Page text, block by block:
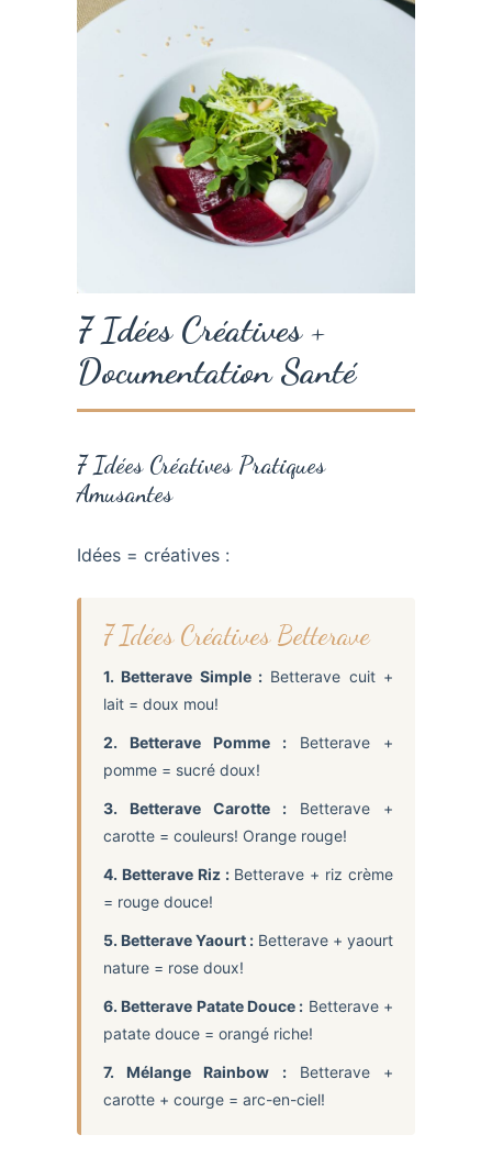
7 Idées Créatives +
Documentation Santé
7 Idées Créatives Pratiques
Amusantes
Idées = créatives :
7 Idées Créatives Betterave
1. Betterave Simple : Betterave cuit +
lait = doux mou!
2. Betterave Pomme : Betterave +
pomme = sucré doux!
3. Betterave Carotte : Betterave +
carotte = couleurs! Orange rouge!
4. Betterave Riz :Betterave + riz crème
= rouge douce!
5. Betterave Yaourt : Betterave + yaourt
nature = rose doux!
6. Betterave Patate Douce : Betterave +
patate douce = orangé riche!
7. Mélange Rainbow :Betterave +
carotte + courge = arc-en-ciel!